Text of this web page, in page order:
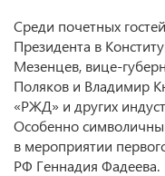
Среди почетных
Президента в
Мезенцев, вице-
Поляков и Владимир
«РЖД» и других
Особенно
в мероприятии
РФ Геннадия Фадеева.